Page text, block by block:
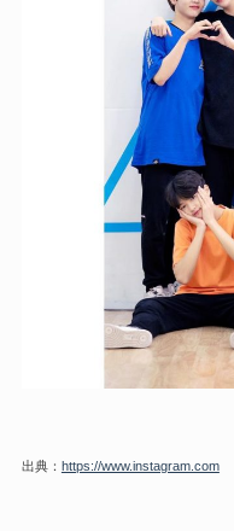
出典： https://www.instagram.com